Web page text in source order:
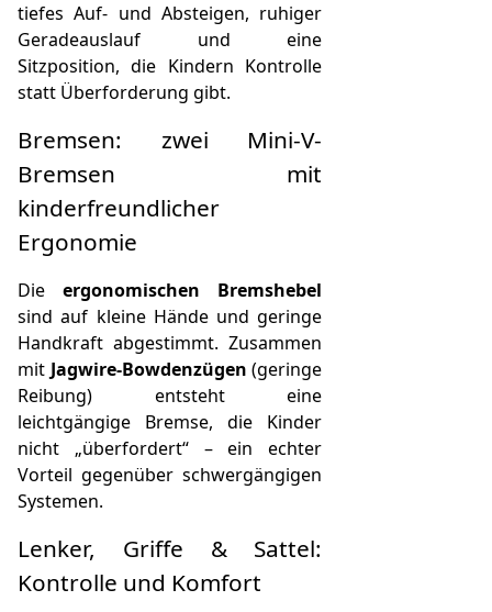
tiefes Auf- und Absteigen, ruhiger
Geradeauslauf und eine
Sitzposition, die Kindern Kontrolle
statt Überforderung gibt.
Bremsen: zwei Mini-V-
Bremsen mit
kinderfreundlicher
Ergonomie
Dieergonomischen Bremshebel
sind auf kleine Hände und geringe
Handkraft abgestimmt. Zusammen
mit Jagwire-Bowdenzügen (geringe
Reibung) entsteht eine
leichtgängige Bremse, die Kinder
nicht „überfordert“ – ein echter
Vorteil gegenüber schwergängigen
Systemen.
Lenker, Griffe & Sattel:
Kontrolle und Komfort